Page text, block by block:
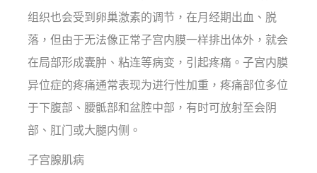
组织也会受到卵巢激素的调节，在月经期出血、脱
落，但由于无法像正常子宫内膜一样排出体外，就会
在局部形成囊肿、粘连等病变，引起疼痛。子宫内膜
异位症的疼痛通常表现为进行性加重，疼痛部位多位
于下腹部、腰骶部和盆腔中部，有时可放射至会阴
部、肛门或大腿内侧。
子宫腺肌病